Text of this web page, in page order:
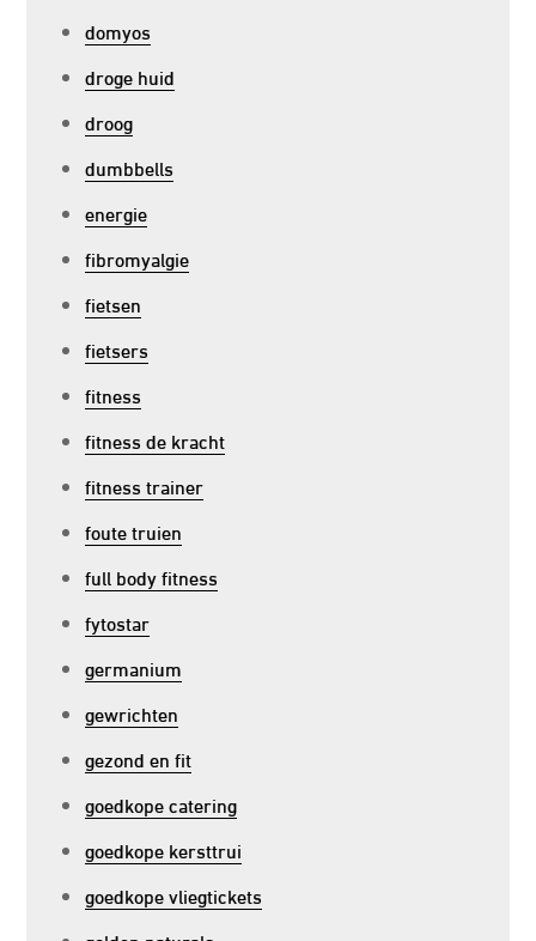
domyos
droge huid
droog
dumbbells
energie
fibromyalgie
fietsen
fietsers
fitness
fitness de kracht
fitness trainer
foute truien
full body fitness
fytostar
germanium
gewrichten
gezond en fit
goedkope catering
goedkope kersttrui
goedkope vliegtickets